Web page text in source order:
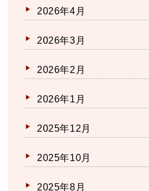
2026年4月
2026年3月
2026年2月
2026年1月
2025年12月
2025年10月
2025年8月